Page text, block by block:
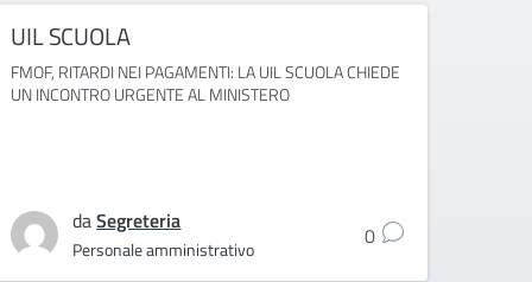
UIL SCUOLA
FMOF, RITARDI NEI PAGAMENTI: LA UIL SCUOLA CHIEDE
UN INCONTRO URGENTE AL MINISTERO
daSegreteria
Personale amministrativo 0